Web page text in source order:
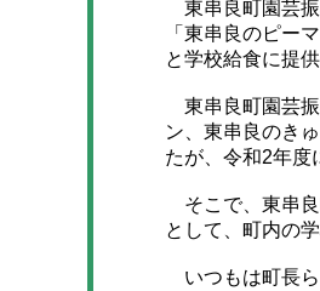
東串良町園芸振
「東串良のピー
と学校給食に提
東串良町園芸振
ン、東串良のき
たが、令和2年度
そこで、東串良
として、町内の
いつもは町長ら